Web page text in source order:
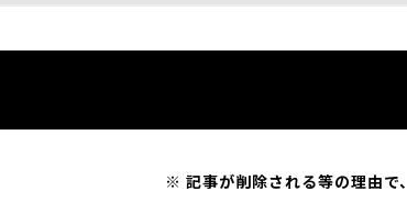
記事が削除される等の理由で